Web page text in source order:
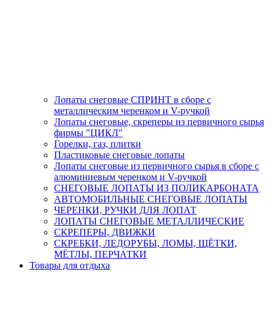
Лопаты снеговые СПРИНТ в сборе с
металлическим черенком и V-ручкой
Лопаты снеговые, скреперы из первичного сырья
фирмы "ЦИКЛ"
Горелки, газ, плитки
Пластиковые снеговые лопаты
Лопаты снеговые из первичного сырья в сборе с
алюминиевым черенком и V-ручкой
СНЕГОВЫЕ ЛОПАТЫ ИЗ ПОЛИКАРБОНАТА
АВТОМОБИЛЬНЫЕ СНЕГОВЫЕ ЛОПАТЫ
ЧЕРЕНКИ, РУЧКИ ДЛЯ ЛОПАТ
ЛОПАТЫ СНЕГОВЫЕ МЕТАЛЛИЧЕСКИЕ
СКРЕПЕРЫ, ДВИЖКИ
СКРЕБКИ, ЛЕДОРУБЫ, ЛОМЫ, ЩЁТКИ,
МЁТЛЫ, ПЕРЧАТКИ
Товары для отдыха